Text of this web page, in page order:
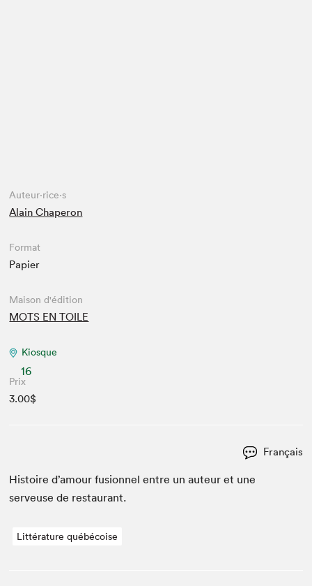
Auteur·rice·s
Alain Chaperon
Format
Papier
Maison d'édition
MOTS EN TOILE
Kiosque
16
Prix
3.00$
Français
His­toire d’amour fusion­nel entre un auteur et une
serveuse de restaurant.
Littérature québécoise